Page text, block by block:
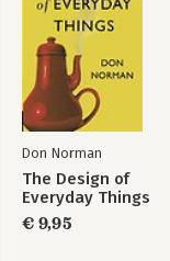
Don Norman
The Design of
Everyday Things
€ 9,95